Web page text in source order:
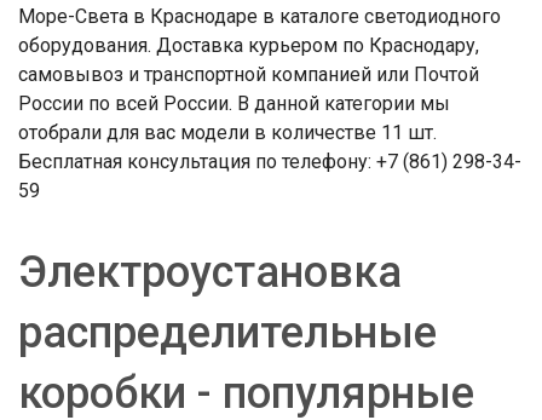
Море-Света в Краснодаре в каталоге светодиодного
оборудования. Доставка курьером по Краснодару,
самовывоз и транспортной компанией или Почтой
России по всей России. В данной категории мы
отобрали для вас модели в количестве 11 шт.
Бесплатная консультация по телефону: +7 (861) 298-34-
59
Электроустановка
распределительные
коробки - популярные